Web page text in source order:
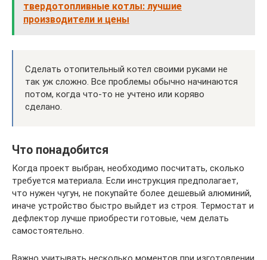
твердотопливные котлы: лучшие
производители и цены
Сделать отопительный котел своими руками не
так уж сложно. Все проблемы обычно начинаются
потом, когда что-то не учтено или коряво
сделано.
Что понадобится
Когда проект выбран, необходимо посчитать, сколько
требуется материала. Если инструкция предполагает,
что нужен чугун, не покупайте более дешевый алюминий,
иначе устройство быстро выйдет из строя. Термостат и
дефлектор лучше приобрести готовые, чем делать
самостоятельно.